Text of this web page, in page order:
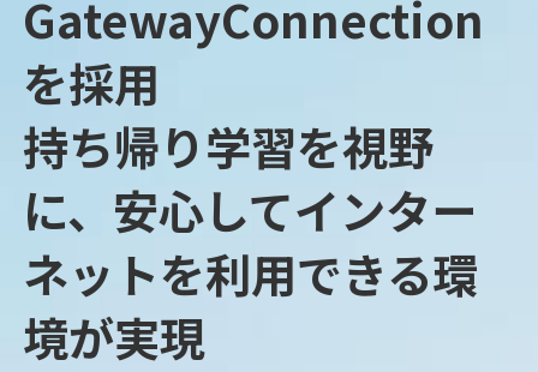
GatewayConnection
を採用
持ち帰り学習を視野
に、安心してインター
ネットを利用できる環
境が実現